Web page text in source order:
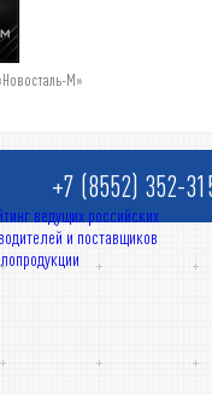
М»
+7 (8552) 352-